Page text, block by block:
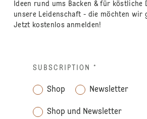
Ideen rund ums Backen & für köstliche
unsere Leidenschaft - die möchten wir
Jetzt kostenlos anmelden!
SUBSCRIPTION *
Shop Newsletter
Shop und Newsletter